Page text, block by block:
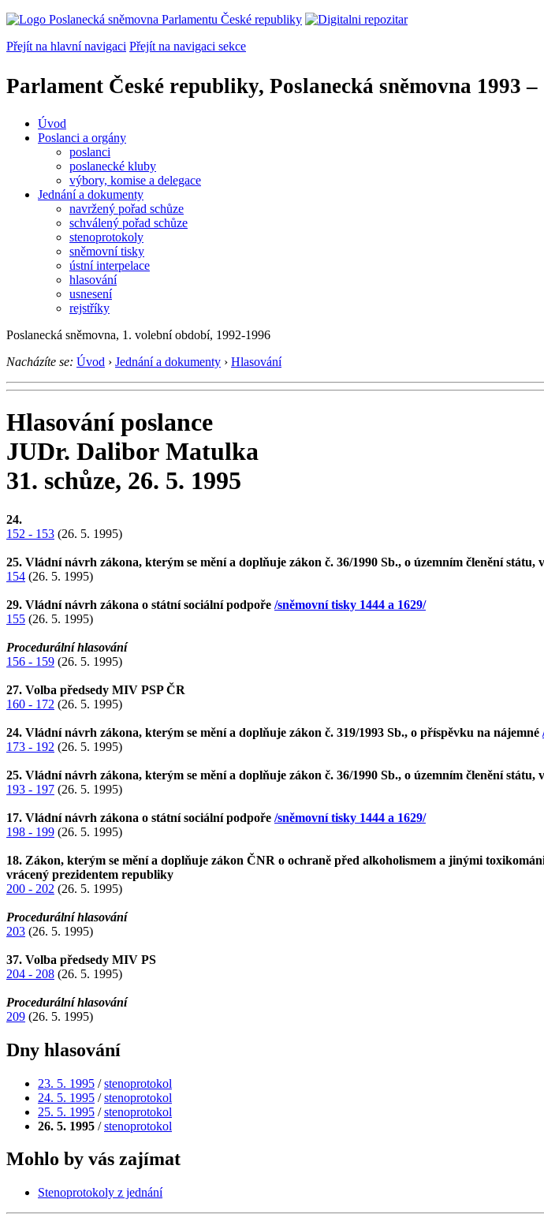
Přejít na hlavní navigaci Přejít na navigaci sekce
Parlament České republiky, Poslanecká sněmovna 1993 –
Úvod
Poslanci a orgány
poslanci
poslanecké kluby
výbory, komise a delegace
Jednání a dokumenty
navržený pořad schůze
schválený pořad schůze
stenoprotokoly
sněmovní tisky
ústní interpelace
hlasování
usnesení
rejstříky
Poslanecká sněmovna, 1. volební období, 1992-1996
Nacházíte se: Úvod › Jednání a dokumenty › Hlasování
Hlasování poslance
JUDr. Dalibor Matulka
31. schůze, 26. 5. 1995
24.
152 - 153 (26. 5. 1995)
25. Vládní návrh zákona, kterým se mění a doplňuje zákon č. 36/1990 Sb., o územním členění státu,
154 (26. 5. 1995)
29. Vládní návrh zákona o státní sociální podpoře /sněmovní tisky 1444 a 1629/
155 (26. 5. 1995)
Procedurální hlasování
156 - 159 (26. 5. 1995)
27. Volba předsedy MIV PSP ČR
160 - 172 (26. 5. 1995)
24. Vládní návrh zákona, kterým se mění a doplňuje zákon č. 319/1993 Sb., o příspěvku na nájemné
173 - 192 (26. 5. 1995)
25. Vládní návrh zákona, kterým se mění a doplňuje zákon č. 36/1990 Sb., o územním členění státu,
193 - 197 (26. 5. 1995)
17. Vládní návrh zákona o státní sociální podpoře /sněmovní tisky 1444 a 1629/
198 - 199 (26. 5. 1995)
18. Zákon, kterým se mění a doplňuje zákon ČNR o ochraně před alkoholismem a jinými
vrácený prezidentem republiky
200 - 202 (26. 5. 1995)
Procedurální hlasování
203 (26. 5. 1995)
37. Volba předsedy MIV PS
204 - 208 (26. 5. 1995)
Procedurální hlasování
209 (26. 5. 1995)
Dny hlasování
23. 5. 1995 /stenoprotokol
24. 5. 1995 /stenoprotokol
25. 5. 1995 /stenoprotokol
26. 5. 1995 /stenoprotokol
Mohlo by vás zajímat
Stenoprotokoly z jednání